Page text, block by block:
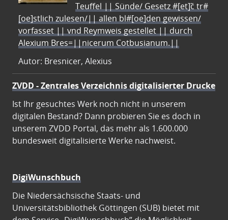
Teuffel || Sünde/ Gesetz #[et]c̃ tr#
[oe]stlich zulesen/|| allen bl#[oe]den gewissen/
vorfasset || vnd Reymweis gestellet || durch
Alexium Bres=||nicerum Cotbusianum.||
Autor: Bresnicer, Alexius
ZVDD - Zentrales Verzeichnis digitalisierter Drucke
Ist Ihr gesuchtes Werk noch nicht in unserem
digitalen Bestand? Dann probieren Sie es doch in
unserem ZVDD Portal, das mehr als 1.600.000
bundesweit digitalisierte Werke nachweist.
DigiWunschbuch
Die Niedersächsische Staats- und
Universitätsbibliothek Göttingen (SUB) bietet mit